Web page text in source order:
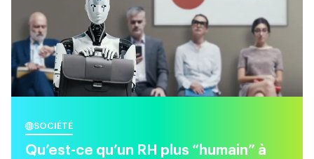
SOCIÉTÉ
Qu’est-ce qu’un RH plus “humain” à